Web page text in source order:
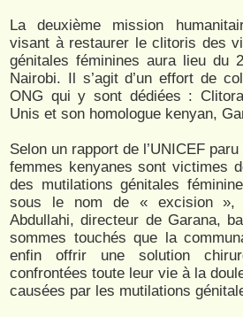
La deuxième mission
visant à restaurer le clitoris des
génitales féminines aura lieu du
Nairobi. Il s’agit d’un effort de
ONG qui y sont dédiées :
Unis et son homologue kenyan,
Selon un rapport de l’UNICEF
femmes kenyanes sont victimes
des mutilations génitales
sous le nom de « excision »,
Abdullahi, directeur de Garana,
sommes touchés que la
enfin offrir une solution
confrontées toute leur vie à la
causées par les mutilations